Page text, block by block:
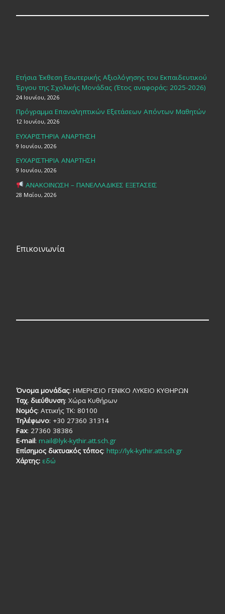
Ετήσια Έκθεση Εσωτερικής Αξιολόγησης του Εκπαιδευτικού
Έργου της Σχολικής Μονάδας (Έτος αναφοράς: 2025-2026)
24 Ιουνίου, 2026
Πρόγραμμα Επαναληπτικών Εξετάσεων Απόντων Μαθητών
12 Ιουνίου, 2026
ΕΥΧΑΡΙΣΤΗΡΙΑ ΑΝΑΡΤΗΣΗ
9 Ιουνίου, 2026
ΕΥΧΑΡΙΣΤΗΡΙΑ ΑΝΑΡΤΗΣΗ
9 Ιουνίου, 2026
ΑΝΑΚΟΙΝΩΣΗ – ΠΑΝΕΛΛΑΔΙΚΕΣ ΕΞΕΤΑΣΕΙΣ
28 Μαΐου, 2026
Επικοινωνία
Όνομα μονάδας: ΗΜΕΡΗΣΙΟ ΓΕΝΙΚΟ ΛΥΚΕΙΟ ΚΥΘΗΡΩΝ
Ταχ. διεύθυνση: Χώρα Κυθήρων
Νομός: Αττικής TK: 80100
Τηλέφωνο: +30 27360 31314
Fax: 27360 38386
E-mail: mail@lyk-kythir.att.sch.gr
Επίσημος δικτυακός τόπος: http://lyk-kythir.att.sch.gr
Χάρτης: εδώ